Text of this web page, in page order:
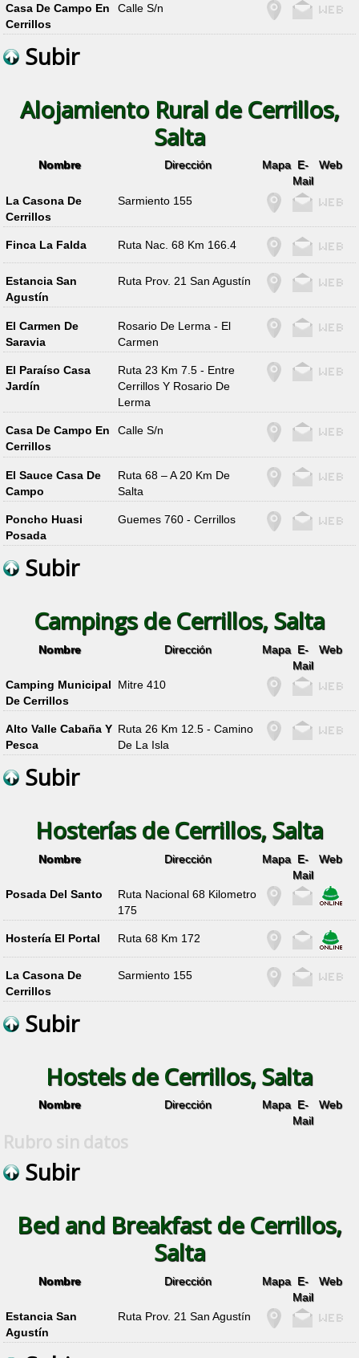
Casa De Campo En
Cerrillos
Calle S/n
Subir
Alojamiento Rural de Cerrillos,
Salta
Nombre Dirección Mapa E-
Mail
Web
La Casona De
Cerrillos
Sarmiento 155
Finca La Falda Ruta Nac. 68 Km 166.4
Estancia San
Agustín
Ruta Prov. 21 San Agustín
El Carmen De
Saravia
Rosario De Lerma - El
Carmen
El Paraíso Casa
Jardín
Ruta 23 Km 7.5 - Entre
Cerrillos Y Rosario De
Lerma
Casa De Campo En
Cerrillos
Calle S/n
El Sauce Casa De
Campo
Ruta 68 – A 20 Km De
Salta
Poncho Huasi
Posada
Guemes 760 - Cerrillos
Subir
Campings de Cerrillos, Salta
Nombre Dirección Mapa E-
Mail
Web
Camping Municipal
De Cerrillos
Mitre 410
Alto Valle Cabaña Y
Pesca
Ruta 26 Km 12.5 - Camino
De La Isla
Subir
Hosterías de Cerrillos, Salta
Nombre Dirección Mapa E-
Mail
Web
Posada Del Santo
Ruta Nacional 68 Kilometro
175
Hostería El Portal Ruta 68 Km 172
La Casona De
Cerrillos
Sarmiento 155
Subir
Hostels de Cerrillos, Salta
Nombre Dirección Mapa E-
Mail
Web
Rubro sin datos
Subir
Bed and Breakfast de Cerrillos,
Salta
Nombre Dirección Mapa E-
Mail
Web
Estancia San
Agustín
Ruta Prov. 21 San Agustín